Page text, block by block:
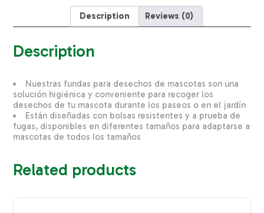
Description Reviews (0)
Description
Nuestras fundas para desechos de mascotas son una
solución higiénica y conveniente para recoger los
desechos de tu mascota durante los paseos o en el jardín
Están diseñadas con bolsas resistentes y a prueba de
fugas, disponibles en diferentes tamaños para adaptarse a
mascotas de todos los tamaños
Related products